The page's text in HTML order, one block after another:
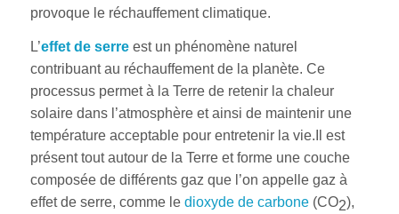
provoque le réchauffement climatique.
L’effet de serreest un phénomène naturel
contribuant au réchauffement de la planète. Ce
processus permet à la Terre de retenir la chaleur
solaire dans l’atmosphère et ainsi de maintenir une
température acceptable pour entretenir la vie.Il est
présent tout autour de la Terre et forme une couche
composée de différents gaz que l’on appelle gaz à
effet de serre, comme le dioxyde de carbone(CO2),